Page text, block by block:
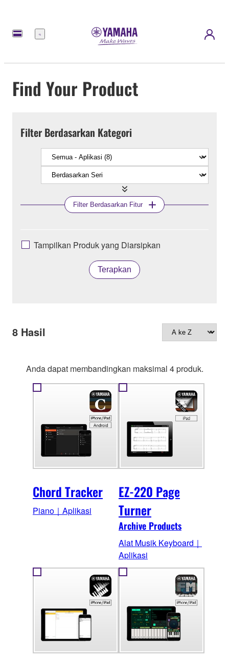
Menu
Find Your Product
Filter Berdasarkan Kategori
Filter Berdasarkan Fitur
Tampilkan Produk yang Diarsipkan
Terapkan
8 Hasil
Anda dapat membandingkan maksimal 4 produk.
Chord Tracker
Piano｜Aplikasi
EZ-220 Page
Turner
Archive Products
Alat Musik Keyboard｜
Aplikasi